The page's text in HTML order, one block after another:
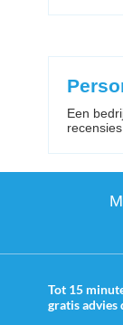
Een
Tot 15
gratis advies